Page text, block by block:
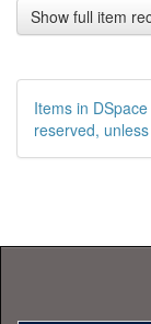
Show full item
Items in
reserved,